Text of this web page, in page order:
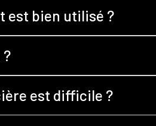
est bien utilisé ?
est difficile ?